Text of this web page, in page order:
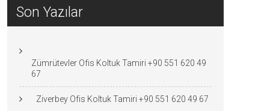
Son Yazılar
Zümrütevler Ofis Koltuk Tamiri +90 551 620 49
67
Ziverbey Ofis Koltuk Tamiri +90 551 620 49 67